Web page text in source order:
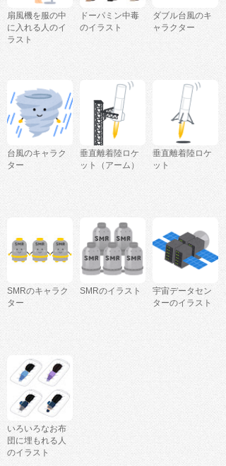
扇風機を服の中
に入れる人のイ
ラスト
ドーパミン中毒
のイラスト
ダブル台風のキ
ャラクター
台風のキャラク
ター
垂直離着陸ロケ
ット（アーム）
垂直離着陸ロケ
ット
SMRのキャラク
ター
SMRのイラスト
宇宙データセン
ターのイラスト
いろいろなお布
団に埋もれる人
のイラスト